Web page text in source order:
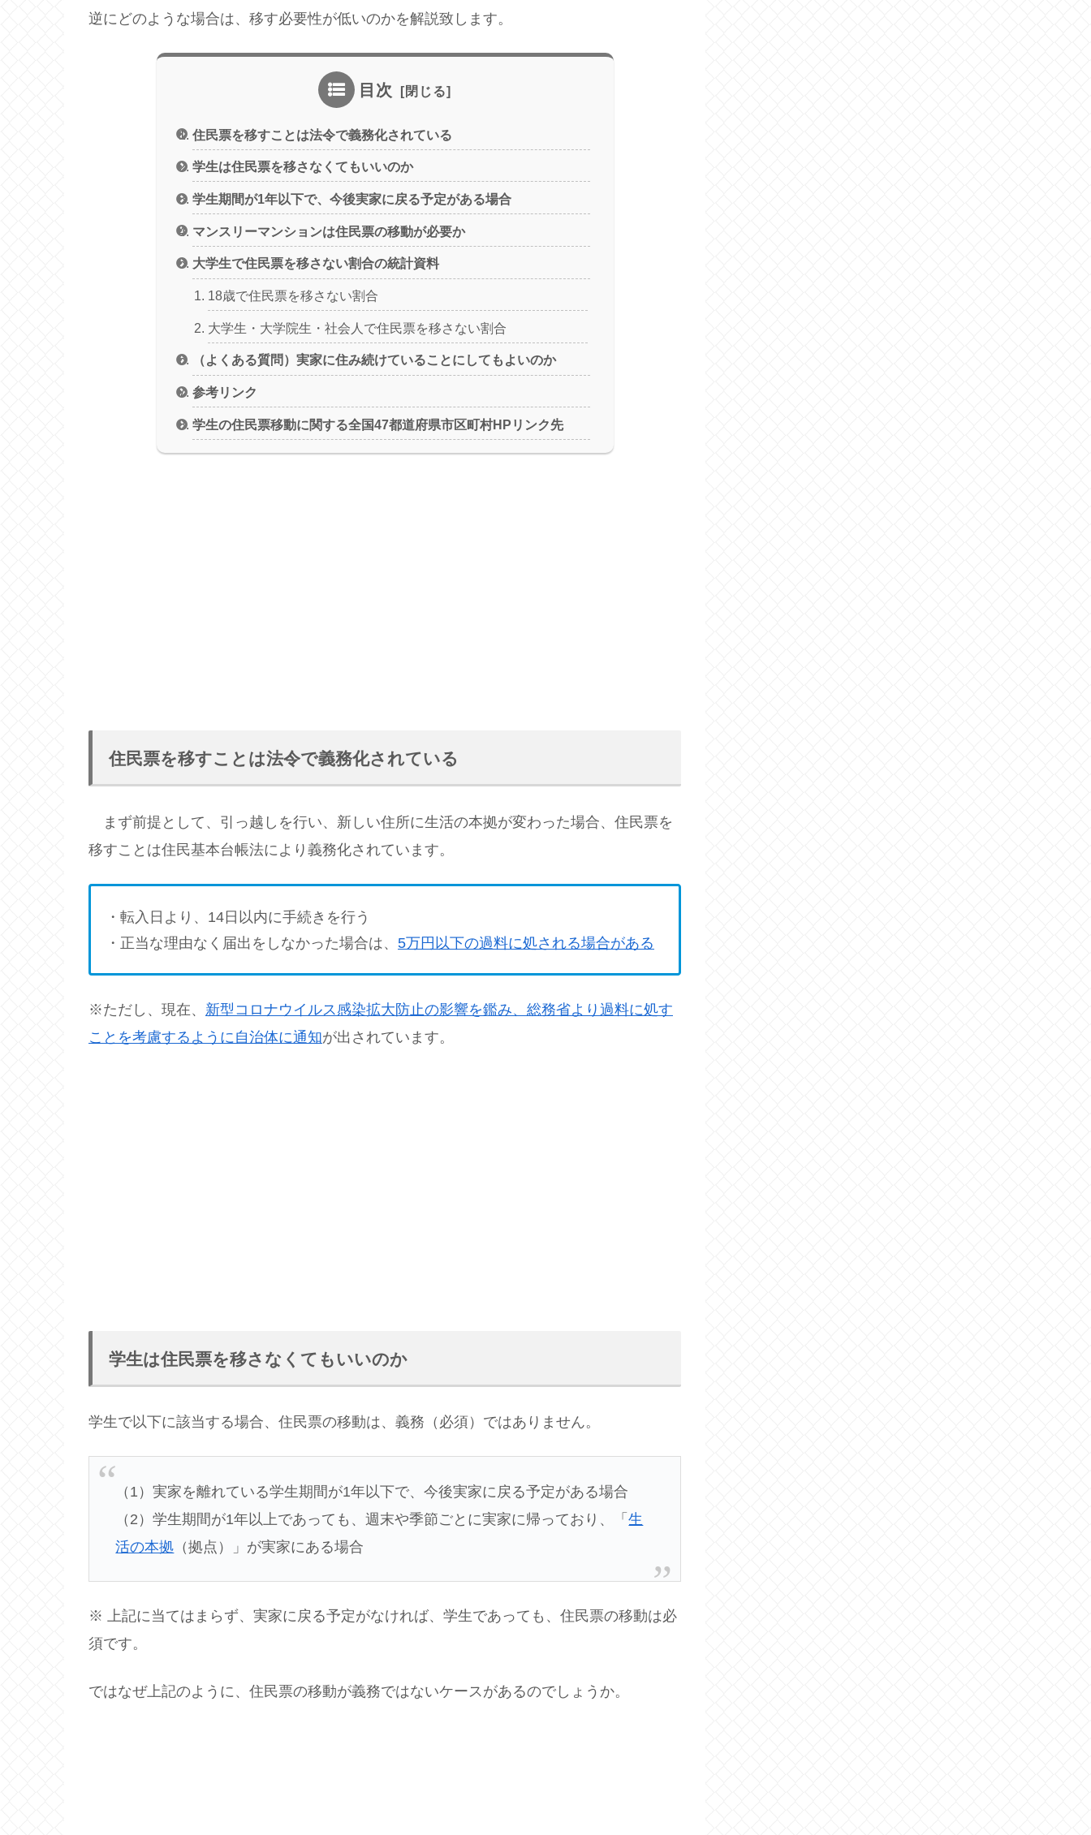
逆にどのような場合は、移す必要性が低いのかを解説致します。
目次
住民票を移すことは法令で義務化されている
学生は住民票を移さなくてもいいのか
学生期間が1年以下で、今後実家に戻る予定がある場合
マンスリーマンションは住民票の移動が必要か
大学生で住民票を移さない割合の統計資料
18歳で住民票を移さない割合
大学生・大学院生・社会人で住民票を移さない割合
（よくある質問）実家に住み続けていることにしてもよいのか
参考リンク
学生の住民票移動に関する全国47都道府県市区町村HPリンク先
住民票を移すことは法令で義務化されている
まず前提として、引っ越しを行い、新しい住所に生活の本拠が変わった場合、住民票を
移すことは住民基本台帳法により義務化されています。
・転入日より、14日以内に手続きを行う
・正当な理由なく届出をしなかった場合は、 5万円以下の過料に処される場合がある
※ただし、現在、 新型コロナウイルス感染拡大防止の影響を鑑み、総務省より過料に処す
ことを考慮するように自治体に通知が出されています。
学生は住民票を移さなくてもいいのか
学生で以下に該当する場合、住民票の移動は、義務（必須）ではありません。
（1）実家を離れている学生期間が1年以下で、今後実家に戻る予定がある場合
（2）学生期間が1年以上であっても、週末や季節ごとに実家に帰っており、「生
活の本拠 （拠点）」が実家にある場合
※ 上記に当てはまらず、実家に戻る予定がなければ、学生であっても、住民票の移動は必
須です。
ではなぜ上記のように、住民票の移動が義務ではないケースがあるのでしょうか。